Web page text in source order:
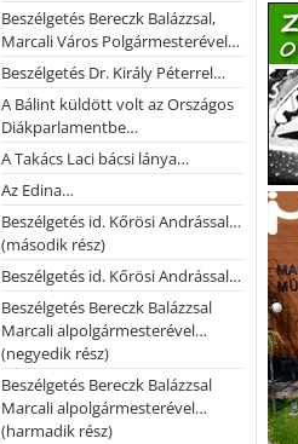
Beszélgetés Bereczk Balázzsal,
Marcali Város Polgármesterével…
Beszélgetés Dr. Király Péterrel…
A Bálint küldött volt az Országos
Diákparlamentbe…
A Takács Laci bácsi lánya…
Az Edina…
Beszélgetés id. Kőrösi Andrással…
(második rész)
Beszélgetés id. Kőrösi Andrással…
Beszélgetés Bereczk Balázzsal
Marcali alpolgármesterével…
(negyedik rész)
Beszélgetés Bereczk Balázzsal
Marcali alpolgármesterével…
(harmadik rész)